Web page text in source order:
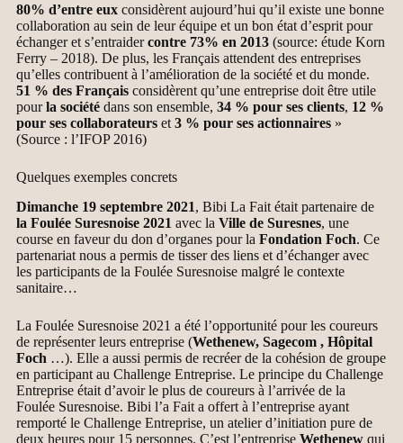
80% d’entre eux considèrent aujourd’hui qu’il existe une bonne
collaboration au sein de leur équipe et un bon état d’esprit pour
échanger et s’entraidercontre 73% en 2013 (source: étude Korn
Ferry – 2018). De plus, les Français attendent des entreprises
qu’elles contribuent à l’amélioration de la société et du monde.
51 % des Français considèrent qu’une entreprise doit être utile
pourla société dans son ensemble, 34 % pour ses clients, 12 %
pour ses collaborateurs et 3 % pour ses actionnaires »
(Source : l’IFOP 2016)
Quelques exemples concrets
Dimanche 19 septembre 2021, Bibi La Fait était partenaire de
la Foulée Suresnoise 2021 avec la Ville de Suresnes, une
course en faveur du don d’organes pour la Fondation Foch. Ce
partenariat nous a permis de tisser des liens et d’échanger avec
les participants de la Foulée Suresnoise malgré le contexte
sanitaire…
La Foulée Suresnoise 2021 a été l’opportunité pour les coureurs
de représenter leurs entreprise (Wethenew, Sagecom , Hôpital
Foch …). Elle a aussi permis de recréer de la cohésion de groupe
en participant au Challenge Entreprise. Le principe du Challenge
Entreprise était d’avoir le plus de coureurs à l’arrivée de la
Foulée Suresnoise. Bibi l’a Fait a offert à l’entreprise ayant
remporté le Challenge Entreprise, un atelier d’initiation pure de
deux heures pour 15 personnes. C’est l’entreprise Wethenew qui